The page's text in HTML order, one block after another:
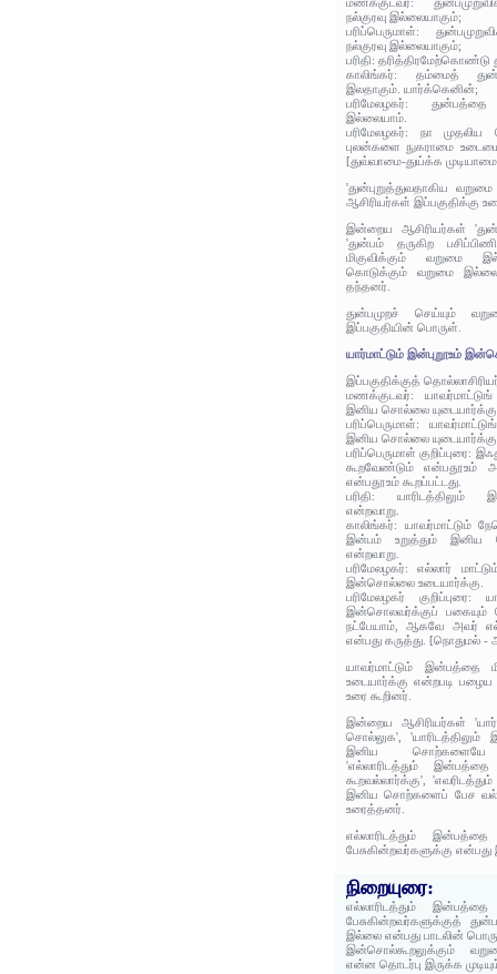
நல்குரவு இல்லையாகும்;
பரிப்பெருமாள்:
நல்குரவு இல்லையாகும்;
பரிதி: தரித்திரமேற்கொண்டு
காலிங்கர்: தம்மைத்
இலதாகும். யார்க்கெனின்;
பரிமேலழகர்: துன்பத்தை
இல்லையாம்.
பரிமேலழகர்: நா
புலன்களை நுகராமை
[துவ்வாமை-துய்க்க
'துன்புறுத்துவதாகிய
ஆசிரியர்கள் இப்பகுதிக்கு
இன்றைய ஆசிரியர்கள்
'துன்பம் தருகிற
மிகுவிக்கும் வறுமை
கொடுக்கும் வறுமை
தந்தனர்.
துன்பமுறச் செய்யும்
இப்பகுதியின் பொருள்.
யார்மாட்டும் இன்புறூஉம்
இப்பகுதிக்குத்
மணக்குடவர்:
இனிய சொல்லை
பரிப்பெருமாள்:
இனிய சொல்லை
பரிப்பெருமாள் குறிப்புரை:
கூறவேண்டும் என்பதூஉம்
என்பதூஉம் கூறப்பட்டது.
பரிதி: யாரிடத்திலும்
என்றவாறு.
காலிங்கர்: யாவர்மாட்டும்
இன்பம் உறுத்தும் இனிய
என்றவாறு.
பரிமேலழகர்: எல்லார்
இன்சொல்லை உடையார்க்கு.
பரிமேலழகர் குறிப்புரை:
இன்சொலவர்க்குப் பகையும்
நட்பேயாம், ஆகவே அவர்
என்பது கருத்து. [நொதுமல்
யாவர்மாட்டும் இன்பத்தை
உடையார்க்கு என்றபடி பழைய
உரை கூறினர்.
இன்றைய ஆசிரியர்கள்
சொல்லுக',
இனிய சொற்களையே
'எல்லாரிடத்தும்
கூறவல்லார்க்கு',
இனிய சொற்களைப் பேச
உரைத்தனர்.
எல்லாரிடத்தும்
பேசுகின்றவர்களுக்கு
நிறையுரை:
எல்லாரிடத்தும்
பேசுகின்றவர்களுக்குத்
இல்லை என்பது பாடலின்
இன்சொல்கூறலுக்கும்
என்ன தொடர்பு இருக்க